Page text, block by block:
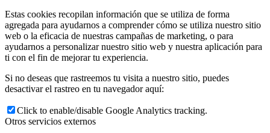
Estas cookies recopilan información que se utiliza de forma
agregada para ayudarnos a comprender cómo se utiliza nuestro sitio
web o la eficacia de nuestras campañas de marketing, o para
ayudarnos a personalizar nuestro sitio web y nuestra aplicación para
ti con el fin de mejorar tu experiencia.
Si no deseas que rastreemos tu visita a nuestro sitio, puedes
desactivar el rastreo en tu navegador aquí:
Click to enable/disable Google Analytics tracking.
Otros servicios externos